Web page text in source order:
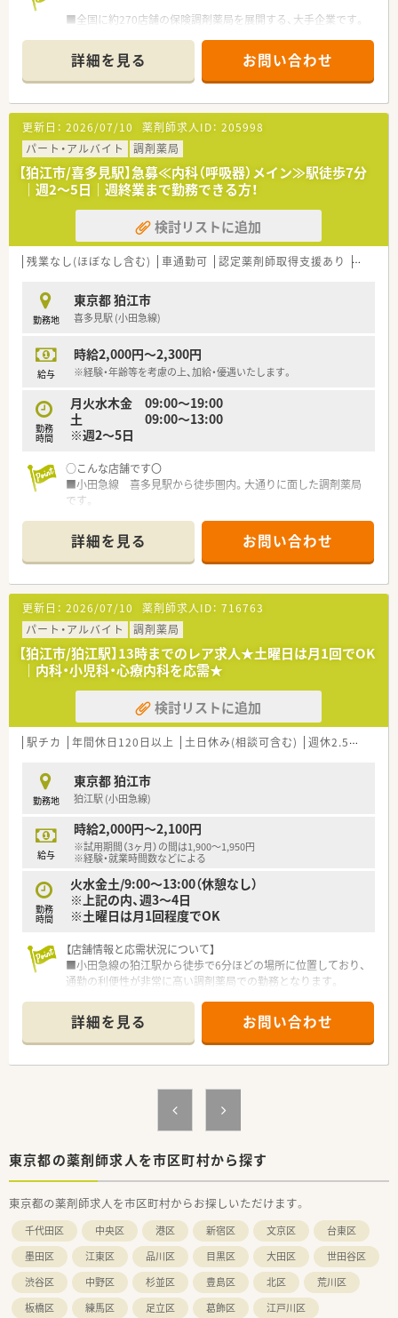
■全国に約270店舗の保険調剤薬局を展開する、大手企業です。
剤師としての専門性を高めることができます。
■最新医療や専門的な知識を盛り込んだオリジナルテキストの
配布あり。日々の業務のサポート教材として利用しています！
■配属店はご希望を考慮したうえで、面接後に決定します
詳細を見る お問い合わせ
更新日： 2026/07/10 薬剤師求人ID： 205998
パート・アルバイト
調剤薬局
【狛江市/喜多見駅】急募≪内科（呼吸器）メイン≫駅徒歩7分
｜週2～5日｜週終業まで勤務できる方！
検討リストに追加
残業なし(ほぼなし含む) 車通勤可 認定薬剤師取得支援あり 教育制
勤務地
東京都 狛江市
喜多見駅 (小田急線)
給与
時給2,000円～2,300円
※経験・年齢等を考慮の上、加給・優遇いたします。
勤務
時間
月火水木金 09:00～19:00
土 09:00～13:00
※週2～5日
○こんな店舗です〇
■小田急線 喜多見駅から徒歩圏内。大通りに面した調剤薬局
です。
施設在宅の対応も行っており、幅広くスキルが磨ける環境で
す。
■外来の処方箋枚数は40～50枚/日ほど、薬剤師は常時2名体制
となっております。
■在宅業務に挑戦したい方にもおすすめ♪
○こんな会社です○
■多摩地区を中心に60以上の店舗を展開する調剤チェーン薬局
です。。
■薬剤師1人あたりの処方箋枚数は平均20枚以下に抑え、しっか
りと患者様に向き合える環境を整えています。
■ご紹介を受けたドクターと連携を取りながら新規出店を進め
ています。そのため門前のドクターとも関係は良好です。
■全店舗のうち9割がマンツーマン薬局で、ドクターと連携した
■やりたいことを会社が応援していただける社風で、社員の自主
性を重んじています。
■残業時間は全店舗平均20時間以下と少なめです。
詳細を見る お問い合わせ
更新日： 2026/07/10 薬剤師求人ID： 716763
パート・アルバイト
調剤薬局
【狛江市/狛江駅】13時までのレア求人★土曜日は月1回でOK
｜内科・小児科・心療内科を応需★
検討リストに追加
駅チカ 年間休日120日以上 土日休み(相談可含む) 週休2.5日以上
勤務地
東京都 狛江市
狛江駅 (小田急線)
給与
時給2,000円～2,100円
※試用期間（3ヶ月）の間は1,900～1,950円
※経験・就業時間数などによる
勤務
時間
火水金土/9:00～13:00（休憩なし）
※上記の内、週3～4日
※土曜日は月1回程度でOK
【店舗情報と応需状況について】
■小田急線の狛江駅から徒歩で6分ほどの場所に位置しており、
通勤の利便性が非常に高い調剤薬局での勤務となります。
い処方箋に触れながら知識を深められる環境です。
■薬剤師は常勤2名とパート1名の常時3名体制を整えており、事
務員も1名在籍しているため業務に集中できます。
■東京都狛江市を中心に小田急線沿いで2店舗を展開しており、
地域に根ざした「かかりつけ薬局」を目指しています。
■設立当初から20年近く地域貢献を続けており、地元の方々か
【求人情報について】
■午前中のみの勤務を希望する方にも最適な希少案件であり、ラ
イフスタイルに合わせた働き方の相談が可能です。
■時給は2,000円からのスタートを予定しており、経験やスキル
に応じて提示される仕組みです。
■短時間で集中して勤務されたい方にお勧めの求人です。
詳細を見る お問い合わせ
東京都の薬剤師求人を市区町村から探す
東京都の薬剤師求人を市区町村からお探しいただけます。
千代田区 中央区 港区 新宿区 文京区
台東区
墨田区
江東区 品川区 目黒区 大田区
世田谷区
渋谷区
中野区 杉並区 豊島区 北区
荒川区
板橋区
練馬区 足立区 葛飾区 江戸川区